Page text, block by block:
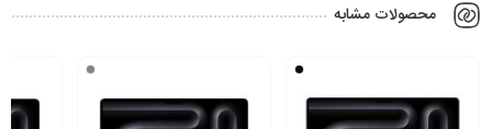
محصولات مشابه